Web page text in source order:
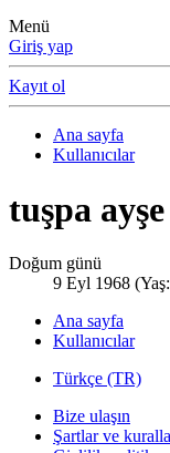
Menü
Giriş yap
Kayıt ol
Ana sayfa
Kullanıcılar
tuşpa ayşe
Doğum günü
9 Eyl 1968
Ana sayfa
Kullanıcılar
Türkçe (TR)
Bize ulaşın
Şartlar ve